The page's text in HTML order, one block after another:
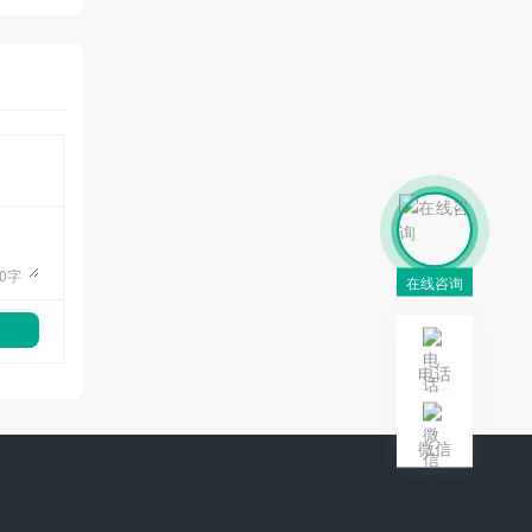
字 在线咨询
电话
微信